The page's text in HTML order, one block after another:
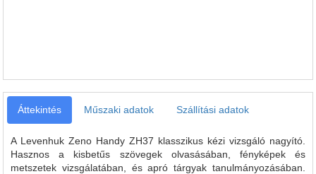
Áttekintés Műszaki adatok Szállítási adatok
A Levenhuk Zeno Handy ZH37 klasszikus kézi vizsgáló nagyító.
Hasznos a kisbetűs szövegek olvasásában, fényképek és
metszetek vizsgálatában, és apró tárgyak tanulmányozásában.